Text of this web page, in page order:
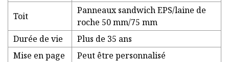
Toit
Panneaux sandwich EPS/laine de
roche 50 mm/75 mm
Durée de vie
Plus de 35 ans
Mise en page
Peut être personnalisé